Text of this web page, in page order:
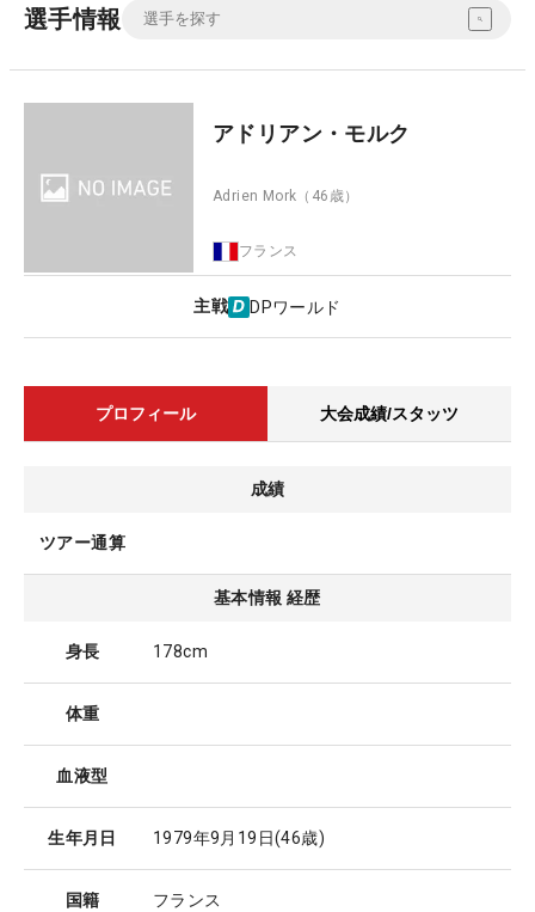
選手情報
アドリアン・モルク
Adrien Mork （46歳）
フランス
主戦 DPワールド
プロフィール 大会成績/スタッツ
成績
ツアー通算
基本情報 経歴
身長 178cm
体重
血液型
生年月日 1979年9月19日(46歳)
国籍 フランス